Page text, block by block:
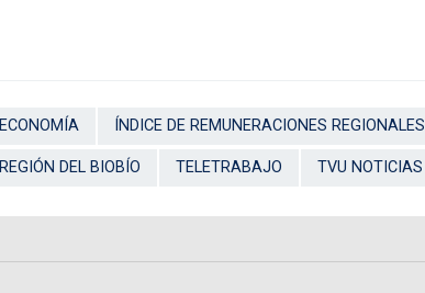
ECONOMÍA ÍNDICE DE REMUNERACIONES REGIONALES
REGIÓN DEL BIOBÍO TELETRABAJO TVU NOTICIAS